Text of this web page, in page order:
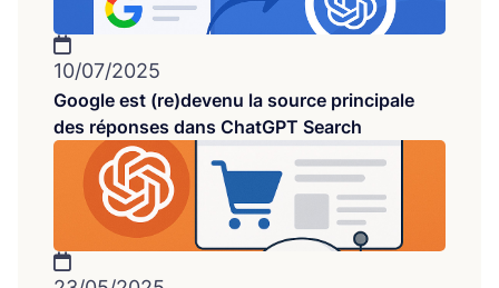
10/07/2025
Google est (re)devenu la source principale
des réponses dans ChatGPT Search